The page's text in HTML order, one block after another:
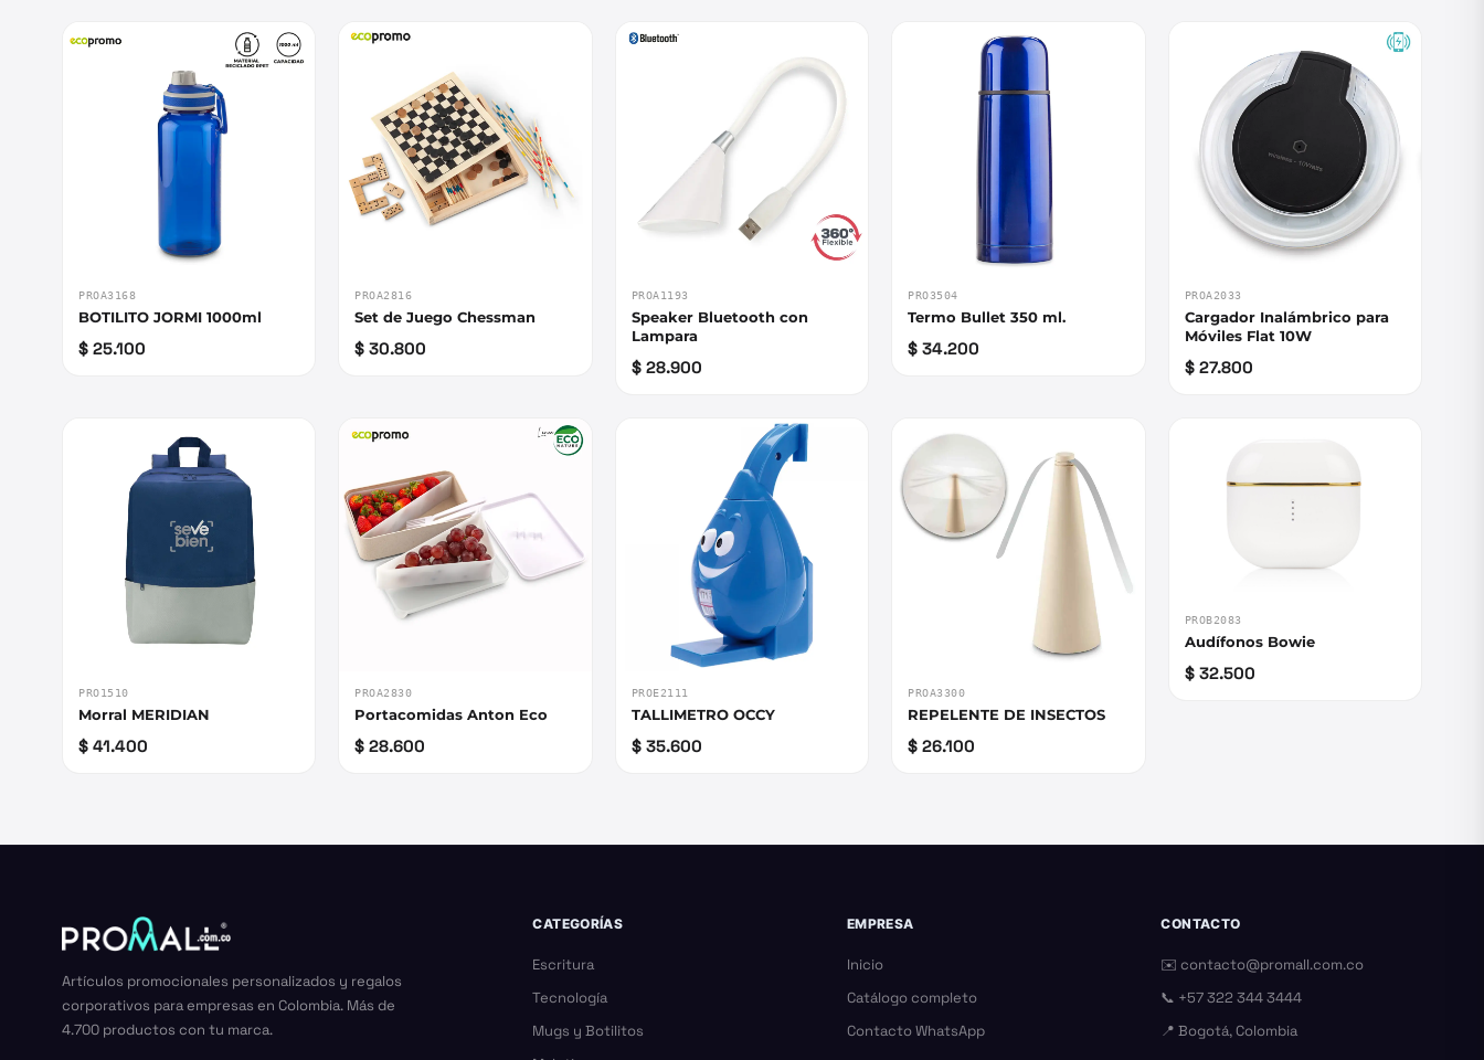
PROA3168
BOTILITO JORMI 1000ml
$ 25.100
PROA2816
Set de Juego Chessman
$ 30.800
PROA1193
Speaker Bluetooth con
Lampara
$ 28.900
PRO3504
Termo Bullet 350 ml.
$ 34.200
PROA2033
Cargador Inalámbrico para
Móviles Flat 10W
$ 27.800
PRO1510
Morral MERIDIAN
$ 41.400
PROA2830
Portacomidas Anton Eco
$ 28.600
PROE2111
TALLIMETRO OCCY
$ 35.600
PROA3300
REPELENTE DE INSECTOS
$ 26.100
PROB2083
Audífonos Bowie
$ 32.500
Artículos promocionales personalizados y regalos
corporativos para empresas en Colombia. Más de
4.700 productos con tu marca.
CATEGORÍAS
Escritura
Tecnología
Mugs y Botilitos
EMPRESA
Inicio
Catálogo completo
Contacto WhatsApp
CONTACTO
✉️contacto@promall.com.co
📞 +57 322 344 3444
📍 Bogotá, Colombia